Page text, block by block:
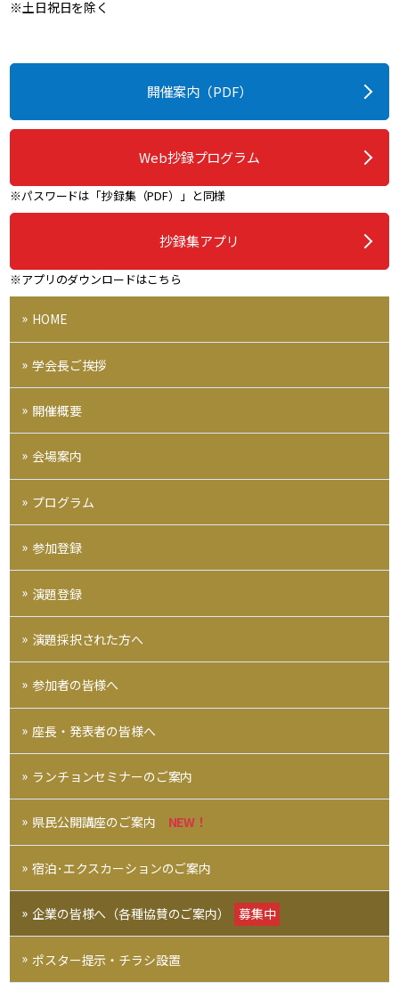
※土日祝日を除く
開催案内（PDF）
Web抄録プログラム
※パスワードは「抄録集（PDF）」と同様
抄録集アプリ
※アプリのダウンロードはこちら
HOME
学会長ご挨拶
開催概要
会場案内
プログラム
参加登録
演題登録
演題採択された方へ
参加者の皆様へ
座長・発表者の皆様へ
ランチョンセミナーのご案内
県民公開講座のご案内 NEW！
宿泊･エクスカーションのご案内
企業の皆様へ（各種協賛のご案内） 募集中
ポスター提示・チラシ設置